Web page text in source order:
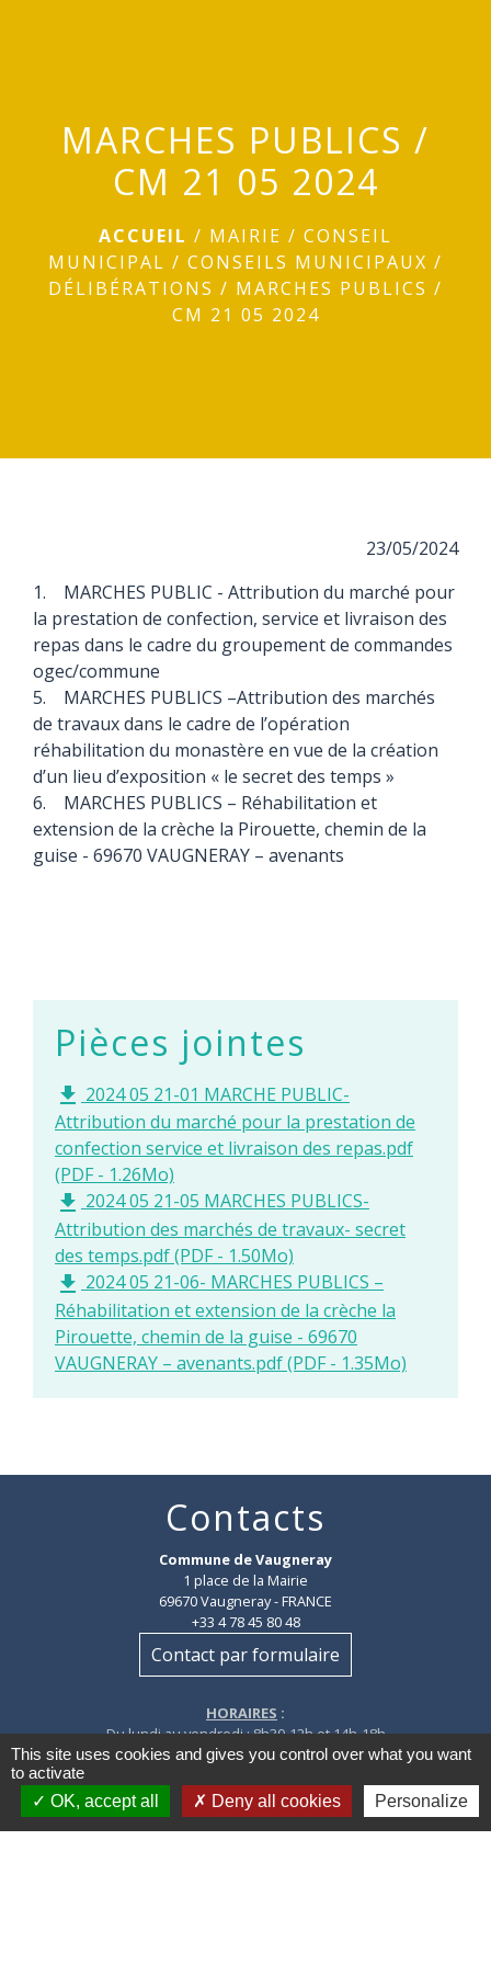
MARCHES PUBLICS /
CM 21 05 2024
ACCUEIL / MAIRIE / CONSEIL
MUNICIPAL / CONSEILS MUNICIPAUX /
DÉLIBÉRATIONS / MARCHES PUBLICS /
CM 21 05 2024
23/05/2024
1. MARCHES PUBLIC - Attribution du marché pour
la prestation de confection, service et livraison des
repas dans le cadre du groupement de commandes
ogec/commune
5. MARCHES PUBLICS –Attribution des marchés
de travaux dans le cadre de l’opération
réhabilitation du monastère en vue de la création
d’un lieu d’exposition « le secret des temps »
6. MARCHES PUBLICS – Réhabilitation et
extension de la crèche la Pirouette, chemin de la
guise - 69670 VAUGNERAY – avenants
Pièces jointes
file_download 2024 05 21-01 MARCHE PUBLIC-
Attribution du marché pour la prestation de
confection service et livraison des repas.pdf
(PDF - 1.26Mo)
file_download 2024 05 21-05 MARCHES PUBLICS-
Attribution des marchés de travaux- secret
des temps.pdf (PDF - 1.50Mo)
file_download 2024 05 21-06- MARCHES PUBLICS –
Réhabilitation et extension de la crèche la
Pirouette, chemin de la guise - 69670
VAUGNERAY – avenants.pdf (PDF - 1.35Mo)
Contacts
Commune de Vaugneray
1 place de la Mairie
69670 Vaugneray - FRANCE
+33 4 78 45 80 48
Contact par formulaire
HORAIRES :
Du lundi au vendredi : 8h30-12h et 14h-18h
Le samedi : 8h30-12h
This site uses cookies and gives you control over what you want
to activate
OK, accept all
Deny all cookies Personalize